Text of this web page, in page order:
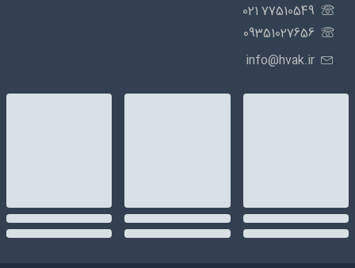
77510549 021
09351027656
info@hvak.ir